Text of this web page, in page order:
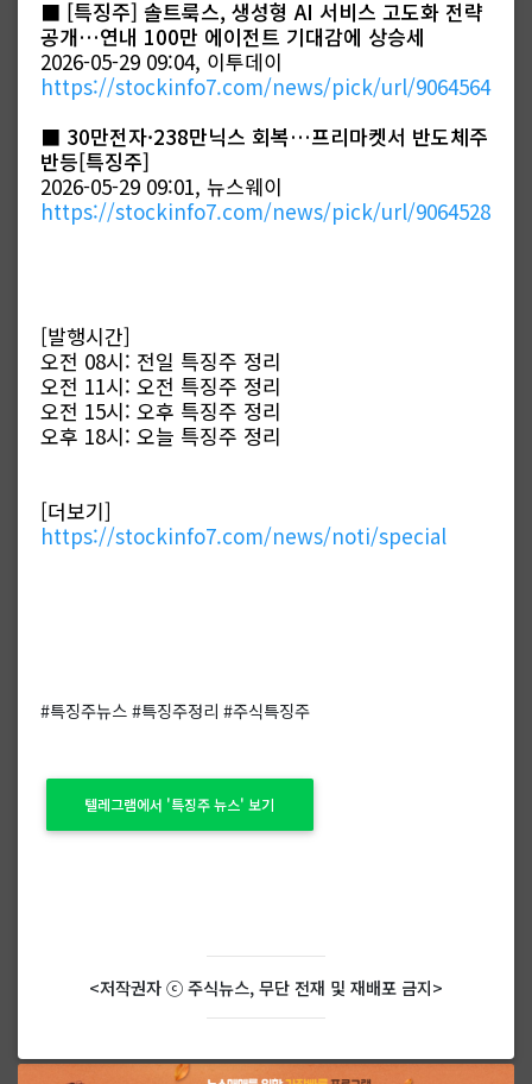
■ [특징주] 솔트룩스, 생성형 AI 서비스 고도화 전략
공개…연내 100만 에이전트 기대감에 상승세
2026-05-29 09:04, 이투데이
https://stockinfo7.com/news/pick/url/9064564
■ 30만전자·238만닉스 회복…프리마켓서 반도체주
반등[특징주]
2026-05-29 09:01, 뉴스웨이
https://stockinfo7.com/news/pick/url/9064528
[발행시간]
오전 08시: 전일 특징주 정리
오전 11시: 오전 특징주 정리
오전 15시: 오후 특징주 정리
오후 18시: 오늘 특징주 정리
[더보기]
https://stockinfo7.com/news/noti/special
#특징주뉴스 #특징주정리 #주식특징주
텔레그램에서 '특징주 뉴스' 보기
<저작권자 ⓒ 주식뉴스, 무단 전재 및 재배포 금지>